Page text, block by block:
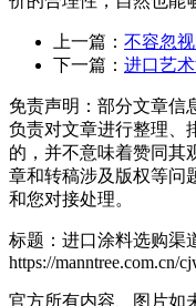
上一篇： 不容忽
下一篇： 进口艺
免责声明：部分文章信
负责对文章进行整理、
的，并不意味着赞同其
章和转稿涉及版权等问
和您对接处理。
标题：进口涂料选购渠
https://manntree.com.cn/
官方所有内容、图片如